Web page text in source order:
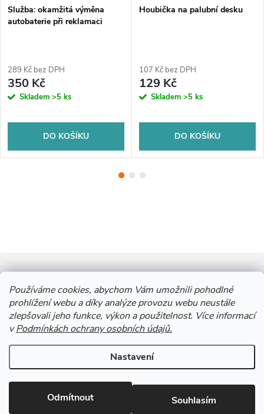
Používáme cookies, abychom Vám umožnili pohodlné
prohlížení webu a díky analýze provozu webu neustále
zlepšovali jeho funkce, výkon a použitelnost. Více informací
vPodmínkách ochrany osobních údajů.
Nastavení
Odmítnout Souhlasím
Služba: okamžitá výměna
autobaterie při reklamaci
289 Kč bez DPH
350 Kč
Skladem >5 ks
DO KOŠÍKU
Houbička na palubní desku
107 Kč bez DPH
129 Kč
Skladem >5 ks
DO KOŠÍKU
Z
á
p
a
Výkup Jinočany - výkup barevných kovů a autobaterií
Copyright 2026Autobaterie Jinočany. Všechna práva vyhrazena.Upravit
nastavení cookies